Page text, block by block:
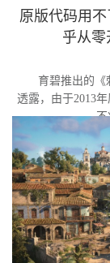
原版代码用
乎从零
育碧推出的《
透露，由于2013
不